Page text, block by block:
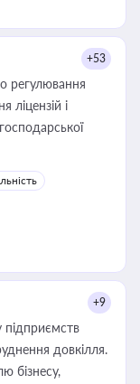
+53
регулювання
і
+9
підприємств
довкілля.
бізнесу,